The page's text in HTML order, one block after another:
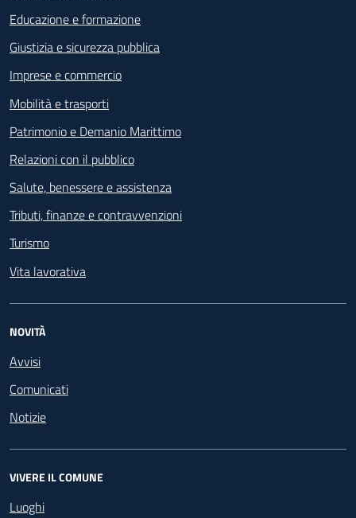
Educazione e formazione
Giustizia e sicurezza pubblica
Imprese e commercio
Mobilità e trasporti
Patrimonio e Demanio Marittimo
Relazioni con il pubblico
Salute, benessere e assistenza
Tributi, finanze e contravvenzioni
Turismo
Vita lavorativa
NOVITÀ
Avvisi
Comunicati
Notizie
VIVERE IL COMUNE
Luoghi